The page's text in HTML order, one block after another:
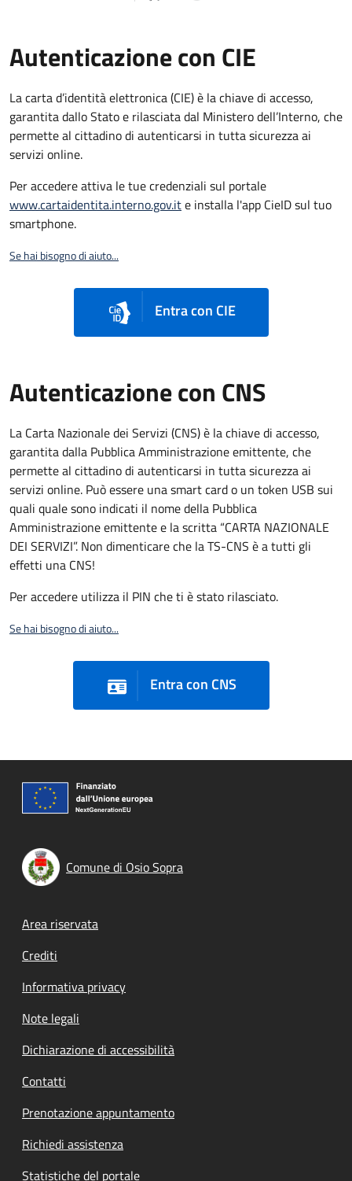
Autenticazione con CIE
La carta d’identità elettronica (CIE) è la chiave di accesso,
garantita dallo Stato e rilasciata dal Ministero dell’Interno, che
permette al cittadino di autenticarsi in tutta sicurezza ai
servizi online.
Per accedere attiva le tue credenziali sul portale
www.cartaidentita.interno.gov.ite installa l'app CieID sul tuo
smartphone.
Se hai bisogno di aiuto...
Entra con CIE
Autenticazione con CNS
La Carta Nazionale dei Servizi (CNS) è la chiave di accesso,
garantita dalla Pubblica Amministrazione emittente, che
permette al cittadino di autenticarsi in tutta sicurezza ai
servizi online. Può essere una smart card o un token USB sui
quali quale sono indicati il nome della Pubblica
Amministrazione emittente e la scritta “CARTA NAZIONALE
DEI SERVIZI”. Non dimenticare che la TS-CNS è a tutti gli
effetti una CNS!
Per accedere utilizza il PIN che ti è stato rilasciato.
Se hai bisogno di aiuto...
Entra con CNS
Comune di Osio Sopra
Footer menu
Area riservata
Crediti
Informativa privacy
Note legali
Dichiarazione di accessibilità
Contatti
Prenotazione appuntamento
Richiedi assistenza
Statistiche del portale